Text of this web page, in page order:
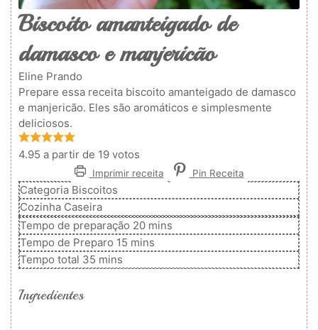
Biscoito amanteigado de
damasco e manjericão
Eline Prando
Prepare essa receita biscoito amanteigado de damasco
e manjericão. Eles são aromáticos e simplesmente
deliciosos.
4.95 a partir de 19 votos
Imprimir receita Pin Receita
Categoria Biscoitos
Cozinha Caseira
Tempo de preparação 20minutos
mins
Tempo de Preparo 15 minutos
mins
Tempo total 35 minutos
mins
Ingredientes